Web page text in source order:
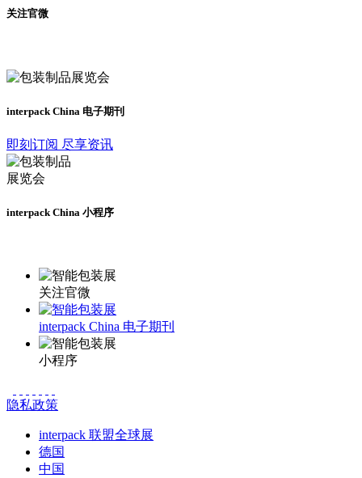
关注官微
interpack China 电子期刊
即刻订阅 尽享资讯
interpack China 小程序
关注官微
interpack China 电子期刊
小程序
隐私政策
interpack 联盟全球展
德国
中国